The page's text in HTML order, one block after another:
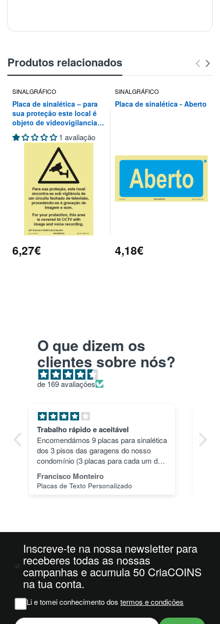
Produtos relacionados
SINALGRÁFICO
Placa de sinalética – para
sua proteção este local é
objeto de videovigilancia
de um circuito fechado de
televisão, procedendo-se à
gravação de imagem e som
1 avaliação
6,27€
SINALGRÁFICO
Placa de sinalética - Aberto
4,18€
O que dizem os
clientes sobre nós?
de 169 avaliações
Pla HD roxo
Top. Impressões correram às mil
maravilhas e a cor deu um toque
especial.
João Alves
Inscreve-te na nossa newsletter para
receberes todas as nossas
campanhas e acumula 50 CriaCOINS
na tua conta.
Li e tomei conhecimento dos termos e condições